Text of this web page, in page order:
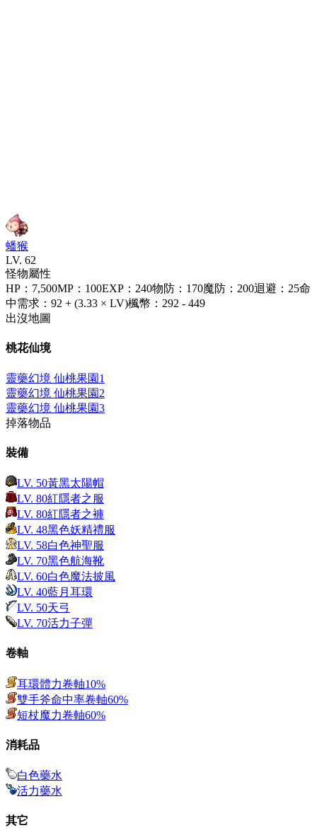
蟠猴
LV. 62
怪物屬性
HP ： 7,500MP ： 100EXP ： 240物防 ： 170魔防 ： 200迴避 ： 25命
中需求 ： 92 + (3.33 × LV)楓幣 ： 292 - 449
出沒地圖
桃花仙境
靈藥幻境 仙桃果園1
靈藥幻境 仙桃果園2
靈藥幻境 仙桃果園3
掉落物品
裝備
LV. 50黃黑太陽帽
LV. 80紅隱者之服
LV. 80紅隱者之褲
LV. 48黑色妖精禮服
LV. 58白色神聖服
LV. 70黑色航海靴
LV. 60白色魔法披風
LV. 40藍月耳環
LV. 50天弓
LV. 70活力子彈
卷軸
耳環體力卷軸10%
雙手斧命中率卷軸60%
短杖魔力卷軸60%
消耗品
白色藥水
活力藥水
其它